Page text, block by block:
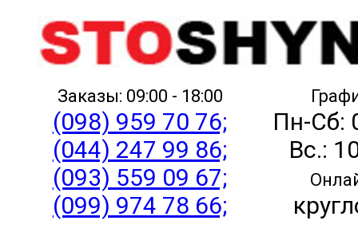
Заказы: 09:00 - 18:00
(098) 959 70 76;
(044) 247 99 86;
(093) 559 09 67;
(099) 974 78 66;
Пн-Сб:
Вс.: